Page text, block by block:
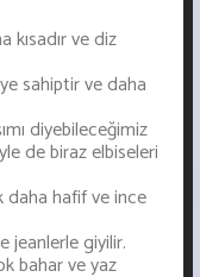
ve diz
sahiptir ve daha
diyebileceğimiz
de biraz elbiseleri
daha hafif ve ince
jeanlerle giyilir.
bahar ve yaz